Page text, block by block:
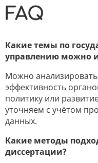
FAQ
Какие темы по
управлению можно
Можно
эффективность
политику или
уточняем с учётом
данных.
Какие методы
диссертации?